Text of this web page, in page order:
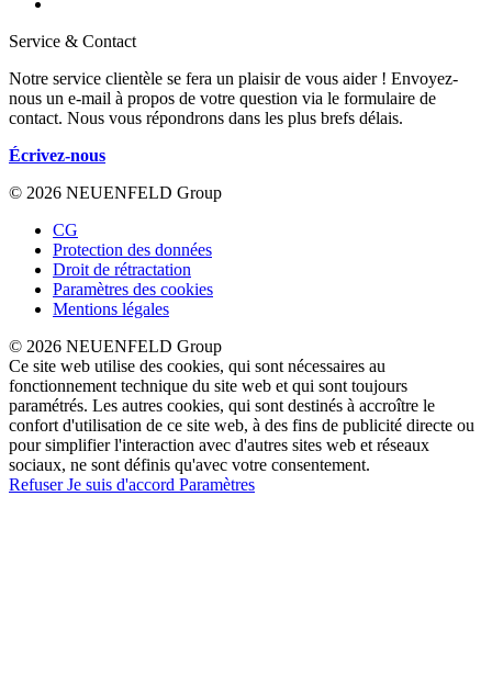
Service & Contact
Notre service clientèle se fera un plaisir de vous aider ! Envoyez-
nous un e-mail à propos de votre question via le formulaire de
contact. Nous vous répondrons dans les plus brefs délais.
Écrivez-nous
© 2026 NEUENFELD Group
CG
Protection des données
Droit de rétractation
Paramètres des cookies
Mentions légales
© 2026 NEUENFELD Group
Ce site web utilise des cookies, qui sont nécessaires au
fonctionnement technique du site web et qui sont toujours
paramétrés. Les autres cookies, qui sont destinés à accroître le
confort d'utilisation de ce site web, à des fins de publicité directe ou
pour simplifier l'interaction avec d'autres sites web et réseaux
sociaux, ne sont définis qu'avec votre consentement.
RefuserJe suis d'accord Paramètres